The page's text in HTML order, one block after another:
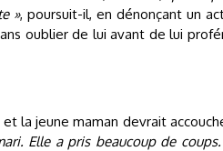
», poursuit-il, en dénonçant un
oublier de lui avant de lui
la jeune maman devrait
Elle a pris beaucoup de